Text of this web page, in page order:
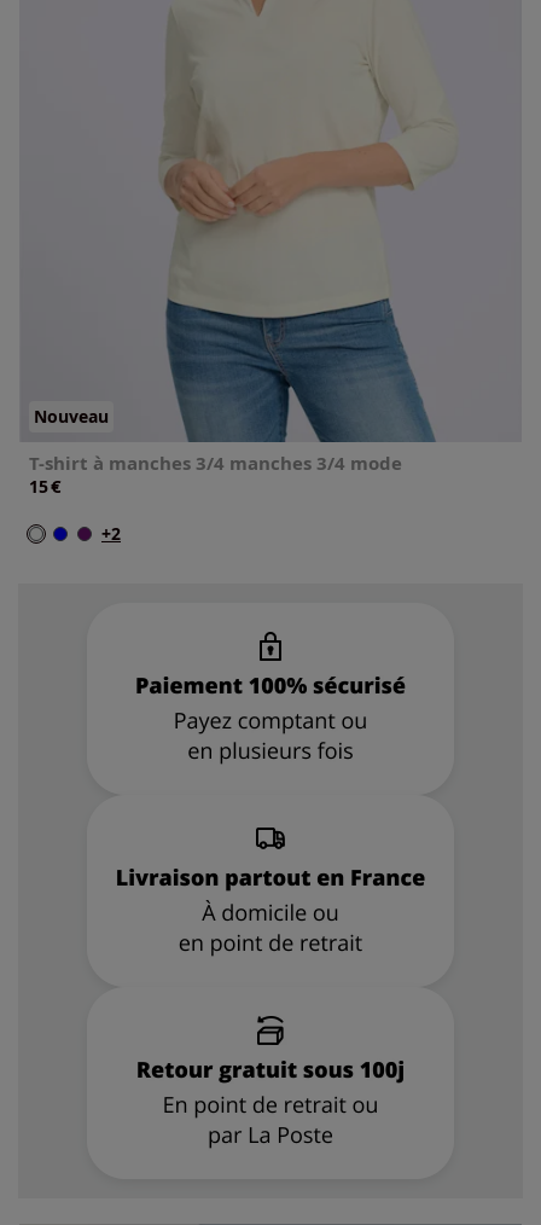
Nouveau
T-shirt à manches 3/4 manches 3/4 mode
15€
+2